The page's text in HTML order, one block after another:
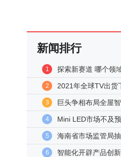
新闻排行
1 探索新赛道 哪个领
2 2021年全球TV出货
3 巨头争相布局全屋智
4 Mini LED市场不及
5 海南省市场监管局
6 智能化开辟产品创